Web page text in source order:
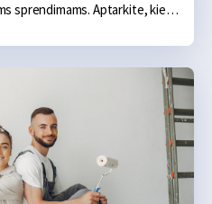
sprendimams. Aptarkite, kiek